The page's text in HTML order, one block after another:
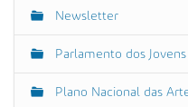
ã
o
Newsletter
Parlamento dos Jovens
Plano Nacional das